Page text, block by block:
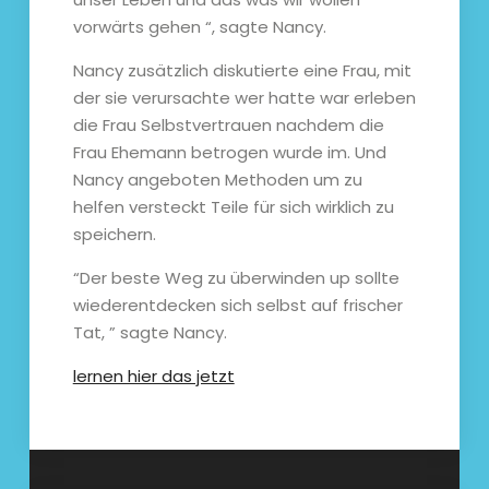
vorwärts gehen “, sagte Nancy.
Nancy zusätzlich diskutierte eine Frau, mit
der sie verursachte wer hatte war erleben
die Frau Selbstvertrauen nachdem die
Frau Ehemann betrogen wurde im. Und
Nancy angeboten Methoden um zu
helfen versteckt Teile für sich wirklich zu
speichern.
“Der beste Weg zu überwinden up sollte
wiederentdecken sich selbst auf frischer
Tat, ” sagte Nancy.
lernen hier das jetzt